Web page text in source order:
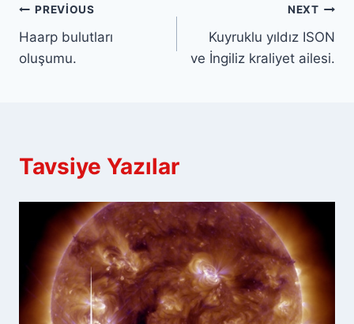
Yazı
gezinmesi
PREVIOUS
Haarp bulutları
oluşumu.
NEXT
Kuyruklu yıldız ISON
ve İngiliz kraliyet ailesi.
Tavsiye Yazılar